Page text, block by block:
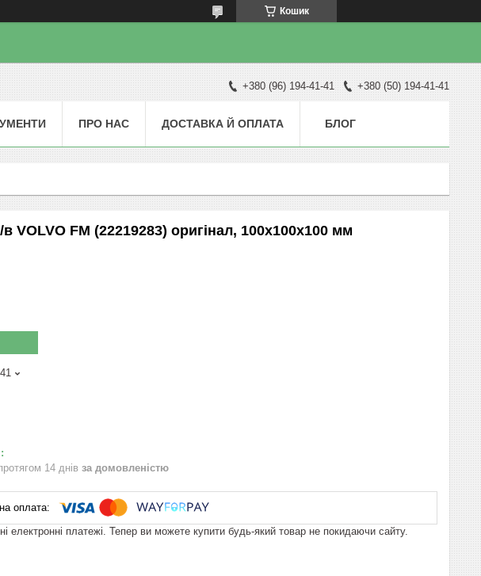
Кошик
+380 (96) 194-41-41 +380 (50) 194-41-41
ПРО НАС ДОСТАВКА Й ОПЛАТА БЛОГ
VOLVO FM (22219283) оригінал, 100х100х100 мм
14 днів за домовленістю
електронні платежі. Тепер ви можете купити будь-який товар не покидаючи сайту.